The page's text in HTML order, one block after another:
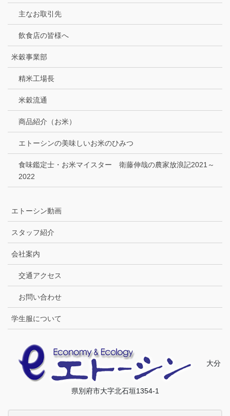
主なお取引先
飲食店の皆様へ
米穀事業部
精米工場長
米穀流通
商品紹介（お米）
エトーシンの美味しいお米のひみつ
食味鑑定士・お米マイスター 衛藤伸哉の農家放浪記2021～
2022
エトーシン動画
スタッフ紹介
会社案内
交通アクセス
お問い合わせ
学生服について
大分
県別府市大字北石垣1354-1